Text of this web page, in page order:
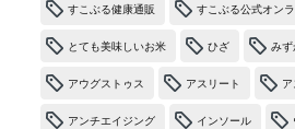
すこぶる健康通販 すこぶる公式オン
とても美味しいお米 ひざ みず
アウグストゥス アスリート
アンチエイジング インソール